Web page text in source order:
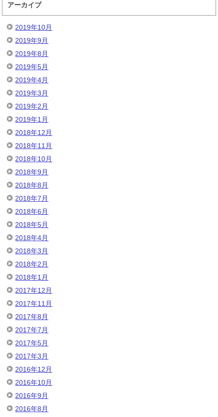
アーカイブ
2019年10月
2019年9月
2019年8月
2019年5月
2019年4月
2019年3月
2019年2月
2019年1月
2018年12月
2018年11月
2018年10月
2018年9月
2018年8月
2018年7月
2018年6月
2018年5月
2018年4月
2018年3月
2018年2月
2018年1月
2017年12月
2017年11月
2017年8月
2017年7月
2017年5月
2017年3月
2016年12月
2016年10月
2016年9月
2016年8月